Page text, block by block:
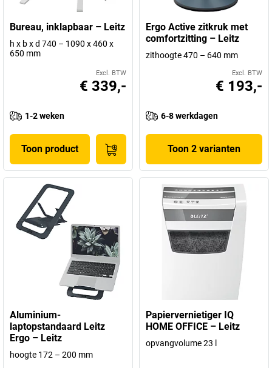
Bureau, inklapbaar – Leitz
h x b x d 740 – 1090 x 460 x
650 mm
Excl. BTW
€ 339,-
1-2 weken
Toon product
Ergo Active zitkruk met
comfortzitting – Leitz
zithoogte 470 – 640 mm
Excl. BTW
€ 193,-
6-8 werkdagen
Toon 2 varianten
Aluminium-
laptopstandaard Leitz
Ergo – Leitz
hoogte 172 – 200 mm
Papiervernietiger IQ
HOME OFFICE – Leitz
opvangvolume 23 l